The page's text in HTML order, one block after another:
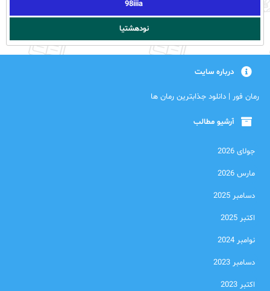
98iiia
نودهشتیا
درباره سایت
رمان فور | دانلود جذابترین رمان ها
آرشیو مطالب
جولای 2026
مارس 2026
دسامبر 2025
اکتبر 2025
نوامبر 2024
دسامبر 2023
اکتبر 2023